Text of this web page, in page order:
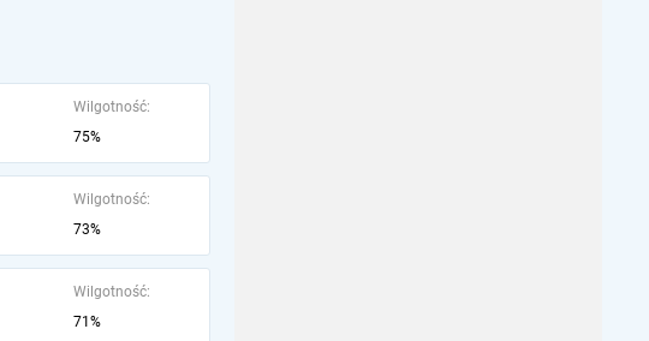
Wilgotność:
75%
Wilgotność:
73%
Wilgotność:
71%